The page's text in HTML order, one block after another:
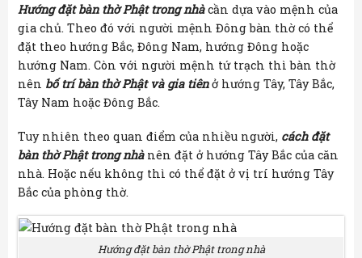
Hướng đặt bàn thờ Phật trong nhàcần dựa vào mệnh của
gia chủ. Theo đó với người mệnh Đông bàn thờ có thể
đặt theo hướng Bắc, Đông Nam, hướng Đông hoặc
hướng Nam. Còn với người mệnh tứ trạch thì bàn thờ
nên bố trí bàn thờ Phật và gia tiênở hướng Tây, Tây Bắc,
Tây Nam hoặc Đông Bắc.
Tuy nhiên theo quan điểm của nhiều người, cách đặt
bàn thờ Phật trong nhànên đặt ở hướng Tây Bắc của căn
nhà. Hoặc nếu không thì có thể đặt ở vị trí hướng Tây
Bắc của phòng thờ.
Hướng đặt bàn thờ Phật trong nhà